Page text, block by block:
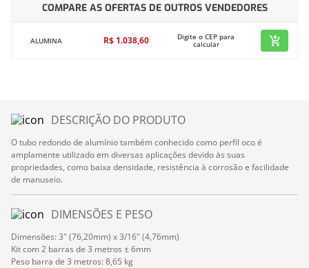
COMPARE AS OFERTAS DE OUTROS VENDEDORES
ALUMINA R$ 1.038,60 Digite o CEP para
calcular
DESCRIÇÃO DO PRODUTO
O tubo redondo de alumínio também conhecido como perfil oco é
amplamente utilizado em diversas aplicações devido às suas
propriedades, como baixa densidade, resistência à corrosão e facilidade
de manuseio.
DIMENSÕES E PESO
Dimensões: 3" (76,20mm) x 3/16" (4,76mm)
Kit com 2 barras de 3 metros ± 6mm
Peso barra de 3 metros: 8,65 kg